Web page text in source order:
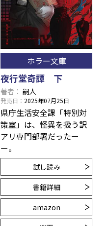
ホラー文庫
夜行堂奇譚 下
著者 嗣人
発売日 2025年07月25日
県庁生活安全課「特別対
策室」は、怪異を扱う訳
アリ専門部署だったー
ー。
試し読み
書籍詳細
amazon